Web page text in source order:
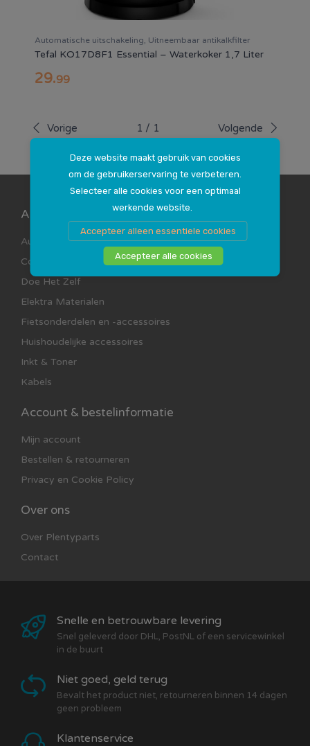
Deze website maakt gebruik van cookies
om de gebruikerservaring te verbeteren.
Selecteer alle cookies voor een optimaal
werkende website.
Accepteer alleen essentiele cookies
Accepteer alle cookies
Automatische uitschakeling, Uitneembaar antikalkfilter
Tefal KO17D8F1 Essential – Waterkoker 1,7 Liter
29.99
Vorige 1 / 1 Volgende
Assortimenten
Auto Accessoires
Computer en Multimedia
Doe Het Zelf
Elektra Materialen
Fietsonderdelen en -accessoires
Huishoudelijke accessoires
Inkt & Toner
Kabels
Account & bestelinformatie
Mijn account
Bestellen & retourneren
Privacy en Cookie Policy
Over ons
Over Plentyparts
Contact
Snelle en betrouwbare levering
Snel geleverd door DHL, PostNL of een servicewinkel
in de buurt
Niet goed, geld terug
Bevalt het product niet, retourneren binnen 14 dagen
geen probleem
Klantenservice